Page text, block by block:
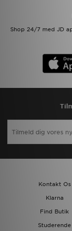
Shop 24/7 med JD
Kontakt Os
Klarna
Find Butik
Studerende